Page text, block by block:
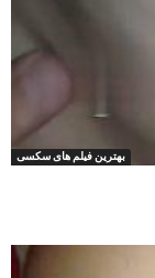
بهترین فیلم های سکسی